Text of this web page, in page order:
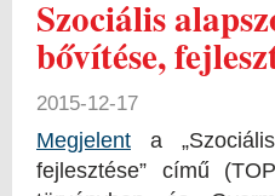
Szociális
bővítése,
2015-12-17
Megjelent a
fejlesztése” című